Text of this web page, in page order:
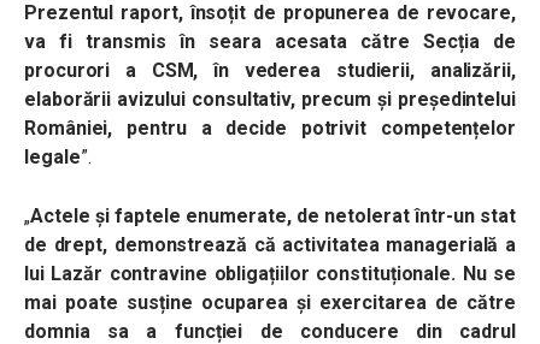
Prezentul raport, însoțit de propunerea de revocare,
va fi transmis în seara acesata către Secția de
procurori a CSM, în vederea studierii, analizării,
elaborării avizului consultativ, precum și președintelui
României, pentru a decide potrivit competențelor
legale”.
„Actele și faptele enumerate, de netolerat într-un stat
de drept, demonstrează că activitatea managerială a
lui Lazăr contravine obligațiilor constituționale. Nu se
mai poate susține ocuparea și exercitarea de către
domnia sa a funcției de conducere din cadrul